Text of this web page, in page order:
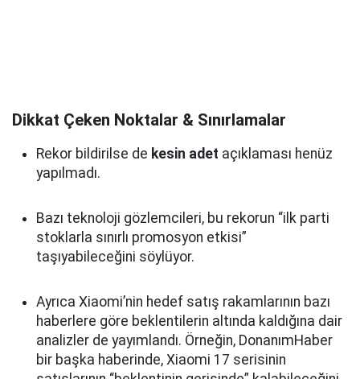
Dikkat Çeken Noktalar & Sınırlamalar
Rekor bildirilse de kesin adet açıklaması henüz
yapılmadı.
Bazı teknoloji gözlemcileri, bu rekorun “ilk parti
stoklarla sınırlı promosyon etkisi”
taşıyabileceğini söylüyor.
Ayrıca Xiaomi’nin hedef satış rakamlarının bazı
haberlere göre beklentilerin altında kaldığına dair
analizler de yayımlandı. Örneğin, DonanımHaber
bir başka haberinde, Xiaomi 17 serisinin